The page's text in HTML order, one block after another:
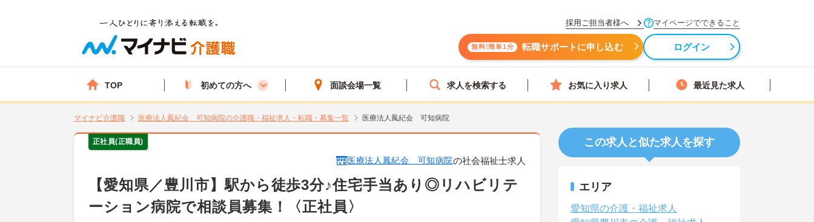
採用ご担当者様へ マイページでできること
無料!簡単1分 転職サポートに申し込む ログイン
TOP 初めての方へ 面談会場一覧 求人を検索する お気に入り求人 最近見た求人
マイナビ介護職 医療法人鳳紀会 可知病院の介護職・福祉求人・転職・募集一覧 医療法人鳳紀会 可知病院
正社員(正職員)
医療法人鳳紀会 可知病院の社会福祉士求人
【愛知県／豊川市】駅から徒歩3分♪住宅手当あり◎リハビリテ
ーション病院で相談員募集！〈正社員〉
この求人と似た求人を探す
エリア
愛知県の介護・福祉求人